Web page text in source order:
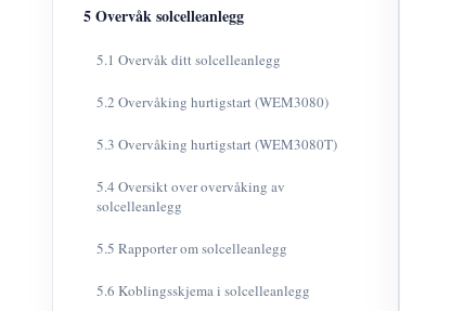
5 Overvåk solcelleanlegg
5.1 Overvåk ditt solcelleanlegg
5.2 Overvåking hurtigstart (WEM3080)
5.3 Overvåking hurtigstart (WEM3080T)
5.4 Oversikt over overvåking av
solcelleanlegg
5.5 Rapporter om solcelleanlegg
5.6 Koblingsskjema i solcelleanlegg